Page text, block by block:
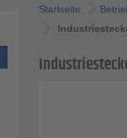
Startseite